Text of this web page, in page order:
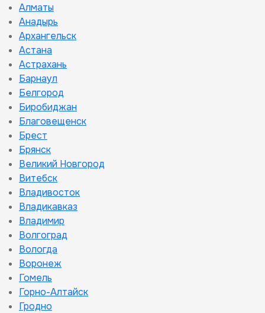
Алматы
Анадырь
Архангельск
Астана
Астрахань
Барнаул
Белгород
Биробиджан
Благовещенск
Брест
Брянск
Великий Новгород
Витебск
Владивосток
Владикавказ
Владимир
Волгоград
Вологда
Воронеж
Гомель
Горно-Алтайск
Гродно